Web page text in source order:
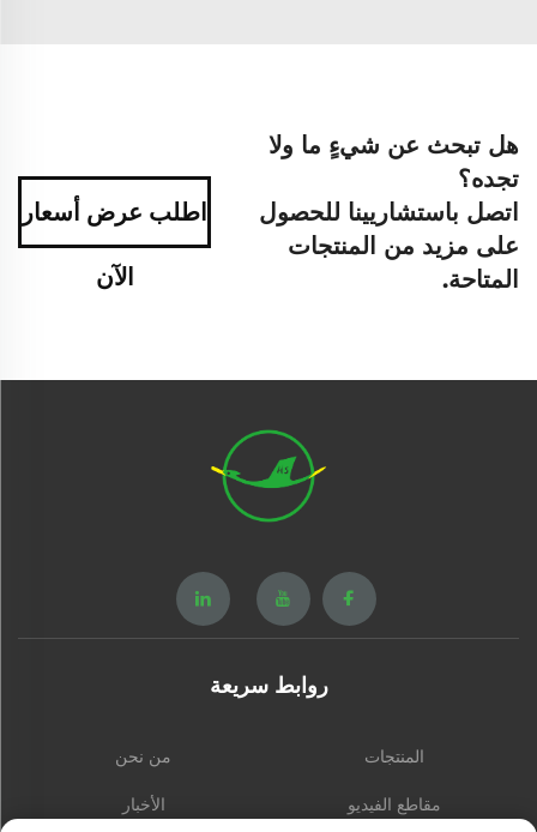
هل تبحث عن شيءٍ ما ولا
تجده؟
اتصل باستشاريينا للحصول
على مزيد من المنتجات
المتاحة.
اطلب عرض أسعار
الآن
روابط سريعة
المنتجات من نحن
مقاطع الفيديو الأخبار